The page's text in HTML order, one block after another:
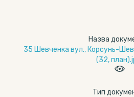
Назва
35 Шевченка вул., Корсунь-
(32,
Тип